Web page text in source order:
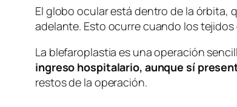
El globo ocular está dentro de la órbita,
adelante. Esto ocurre cuando los
La blefaroplastia es una operación
ingreso hospitalario, aunque sí
restos de la operación.